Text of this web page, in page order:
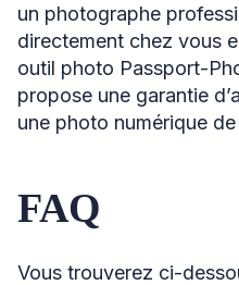
un photographe
directement chez vous
outil photo Passport-
propose une garantie
une photo numérique
FAQ
Vous trouverez ci-